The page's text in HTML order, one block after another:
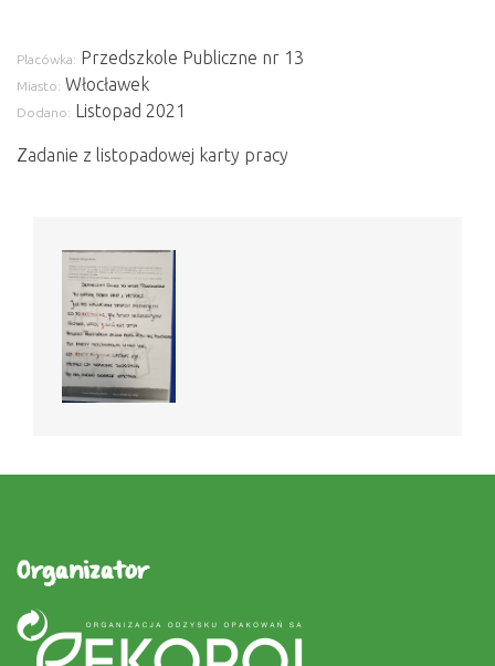
Placówka: Przedszkole Publiczne nr 13
Miasto: Włocławek
Dodano: Listopad 2021
Zadanie z listopadowej karty pracy
Organizator